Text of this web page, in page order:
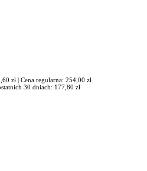
zł | Cena regularna: 254,00 zł
30 dniach: 177,80 zł